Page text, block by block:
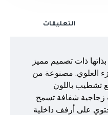
التعليقات
ذات تصميم مميز
العلوي. مصنوعة من
تشطيب باللون
زجاجية شفافة تسمح
على أرفف داخلية